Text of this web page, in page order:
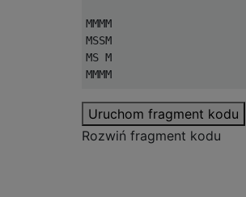
MMMM
MSSM
MS M
MMMM
MMSMM
M S.M
sSSSS
Uruchom fragment kodu
Rozwiń fragment kodu